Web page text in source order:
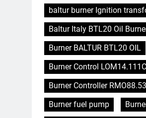
baltur burner Ignition
Baltur Italy BTL20 Oil
Burner BALTUR BTL20 OIL
Burner Control
Burner Controller
Burner fuel pump